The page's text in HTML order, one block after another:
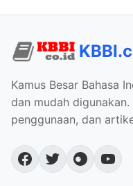
Kamus Besar Bahasa
dan mudah
penggunaan, dan